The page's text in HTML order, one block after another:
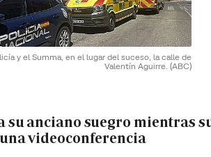
y el Summa, en el lugar del suceso, la calle de
Valentín Aguirre. (ABC)
su anciano suegro mientras
videoconferencia